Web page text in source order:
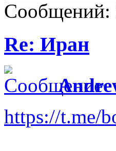
Сообщений:
Re: Иран
https://t.me/